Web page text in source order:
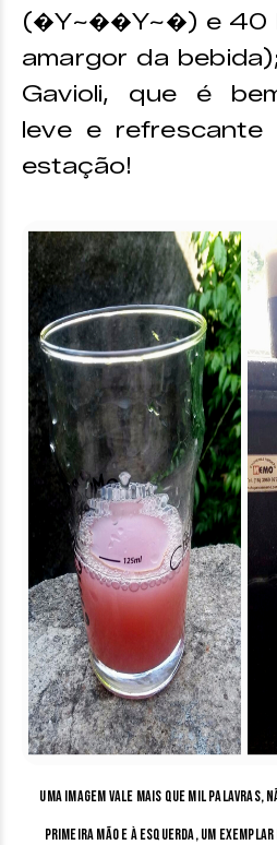
(�Y~��Y~�) e 40
amargor da
Gavioli, que é
leve e
estação!
Uma imagem vale mais que mil palavras,
primeira mão e à esquerda, um